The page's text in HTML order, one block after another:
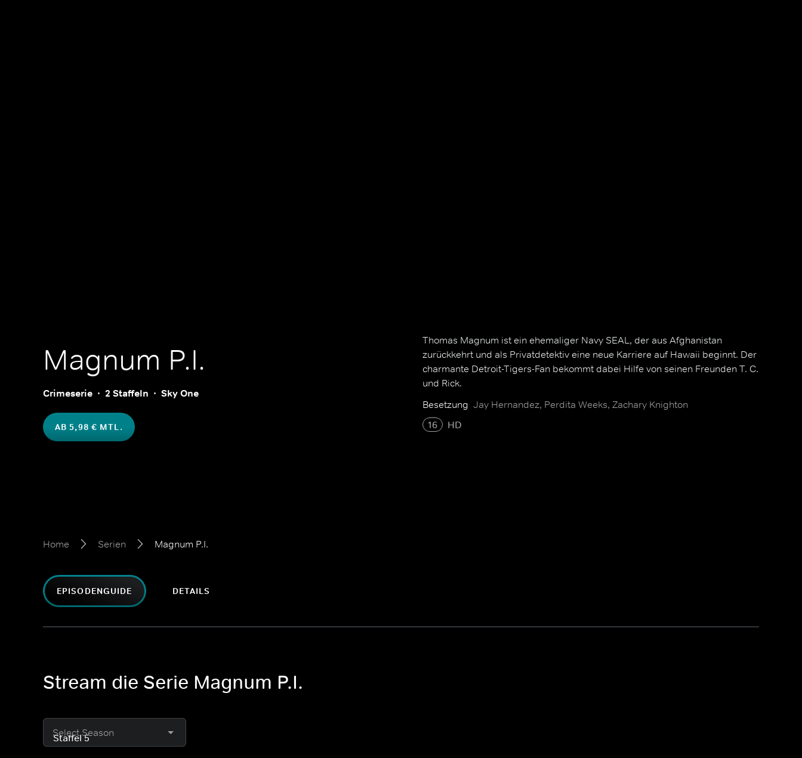
Magnum P.I.
Crimeserie 2 Staffeln Sky One
AB 5,98 € MTL.
Thomas Magnum ist ein ehemaliger Navy SEAL, der aus Afghanistan
zurückkehrt und als Privatdetektiv eine neue Karriere auf Hawaii beginnt. Der
charmante Detroit-Tigers-Fan bekommt dabei Hilfe von seinen Freunden T. C.
und Rick.
Besetzung Jay Hernandez, Perdita Weeks, Zachary Knighton
16
HD
Home Serien Magnum P.I.
EPISODENGUIDE DETAILS
Stream die Serie Magnum P.I.
Select Season